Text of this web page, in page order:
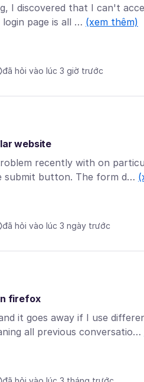
I discovered that I can't
page is all … (xem thêm)
đã hỏi vào lúc 3 giờ trước
website
recently with on
submit button. The form d…
đã hỏi vào lúc 3 ngày trước
firefox
it goes away if I use
all previous conversatio…